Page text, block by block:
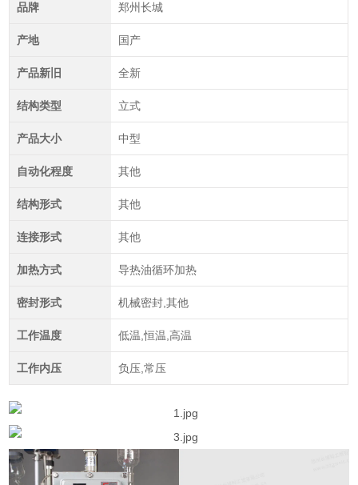
品牌 郑州长城
产地 国产
产品新旧 全新
结构类型 立式
产品大小 中型
自动化程度 其他
结构形式 其他
连接形式 其他
加热方式 导热油循环加热
密封形式 机械密封,其他
工作温度 低温,恒温,高温
工作内压 负压,常压